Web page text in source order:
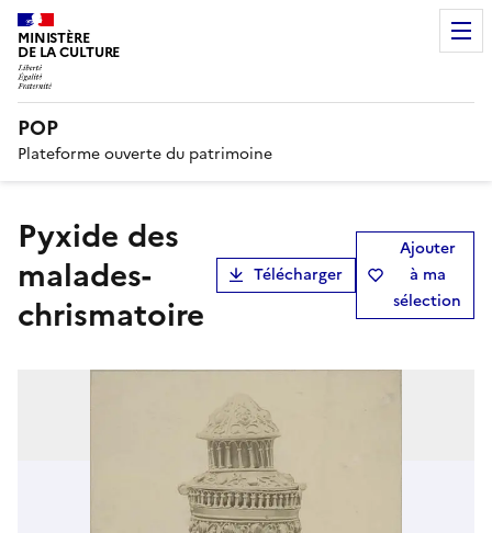
MINISTÈRE
DE LA CULTURE
POP
Plateforme ouverte du patrimoine
pyxide des
malades-
chrismatoire
Télécharger
Ajouter
à ma
sélection